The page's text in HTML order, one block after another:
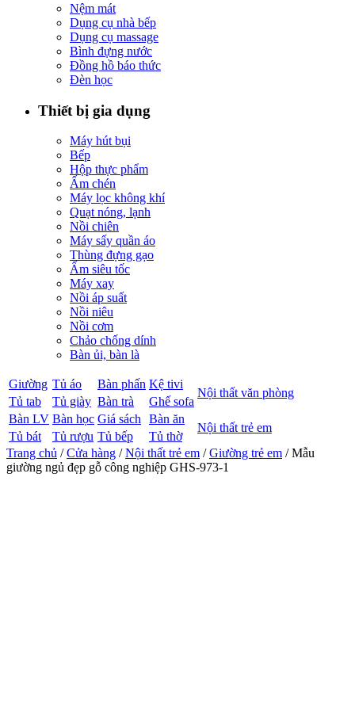
Nệm mát
Dụng cụ nhà bếp
Dụng cụ massage
Bình đựng nước
Đồng hồ báo thức
Đèn học
Thiết bị gia dụng
Máy hút bụi
Bếp
Hộp thực phẩm
Ấm chén
Máy lọc không khí
Quạt nóng, lạnh
Nồi chiên
Máy sấy quần áo
Thùng đựng gạo
Ấm siêu tốc
Máy xay
Nồi áp suất
Nồi niêu
Nồi cơm
Chảo chống dính
Bàn ủi, bàn là
Giường Tủ áo Bàn phấn Kệ tivi
Nội thất văn phòng
Tủ tab Tủ giày Bàn trà
Ghế sofa
Bàn LV Bàn học Giá sách Bàn ăn
Nội thất trẻ em
Tủ bát Tủ rượu Tủ bếp
Tủ thờ
Trang chủ /Cửa hàng /Nội thất trẻ em /Giường trẻ em / Mẫu
giường ngủ đẹp gỗ công nghiệp GHS-973-1